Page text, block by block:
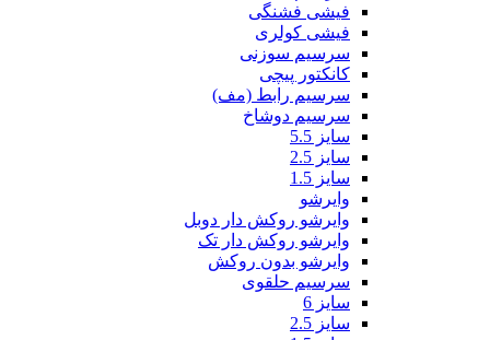
فیشی فشنگی
فیشی کولری
سرسیم سوزنی
کانکتور پیچی
سرسیم رابط (مف)
سرسیم دوشاخ
سایز 5.5
سایز 2.5
سایز 1.5
وایرشو
وایرشو روکش دار دوبل
وایرشو روکش دار تک
وایرشو بدون روکش
سرسیم حلقوی
سایز 6
سایز 2.5